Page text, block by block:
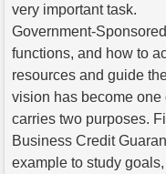
very important task.
Government-
functions, and how to
resources and guide
vision has become one
carries two purposes.
Business Credit
example to study